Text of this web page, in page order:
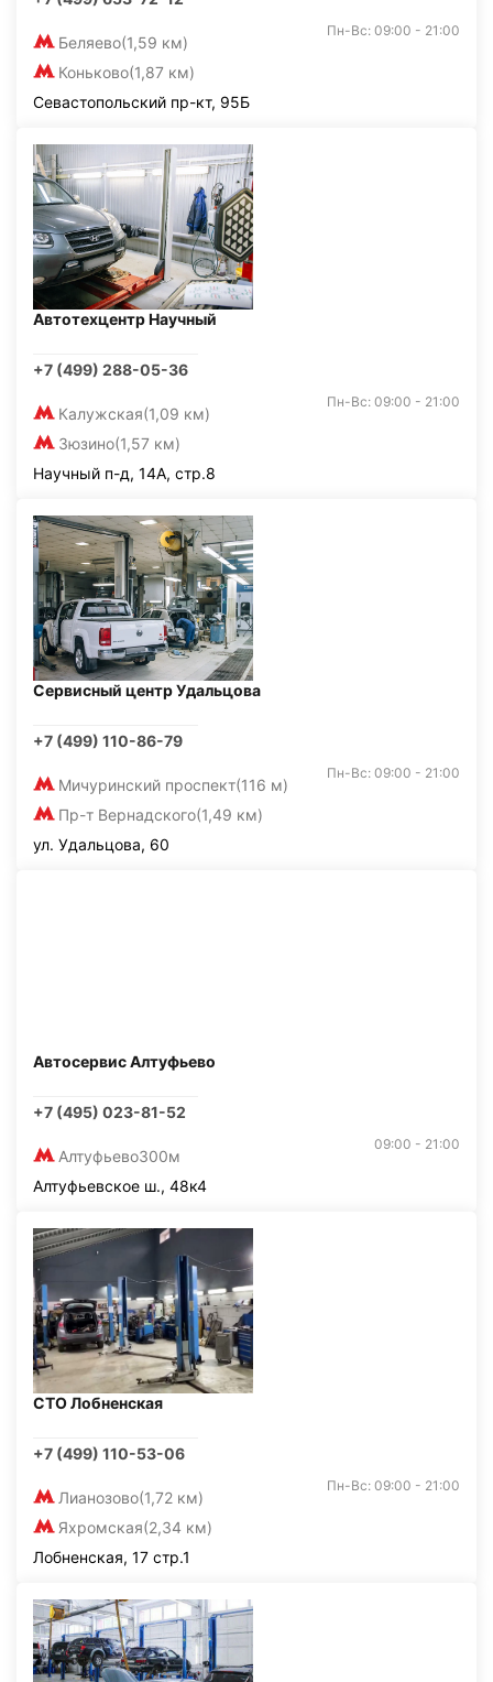
Беляево(1,59 км)
Коньково(1,87 км)
Пн-Вс: 09:00 - 21:00
Севастопольский пр-кт, 95Б
Автотехцентр Научный
+7 (499) 288-05-36
Калужская(1,09 км)
Зюзино(1,57 км)
Пн-Вс: 09:00 - 21:00
Научный п-д, 14А, стр.8
Сервисный центр Удальцова
+7 (499) 110-86-79
Мичуринский проспект(116 м)
Пр-т Вернадского(1,49 км)
Пн-Вс: 09:00 - 21:00
ул. Удальцова, 60
Автосервис Алтуфьево
+7 (495) 023-81-52
Алтуфьево300м
09:00 - 21:00
Алтуфьевское ш., 48к4
СТО Лобненская
+7 (499) 110-53-06
Лианозово(1,72 км)
Яхромская(2,34 км)
Пн-Вс: 09:00 - 21:00
Лобненская, 17 стр.1